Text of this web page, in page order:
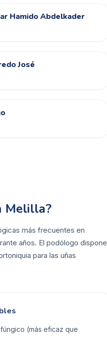
Hamido Abdelkader
José
Melilla?
más frecuentes en
años. El podólogo dispone
para las uñas
(más eficaz que